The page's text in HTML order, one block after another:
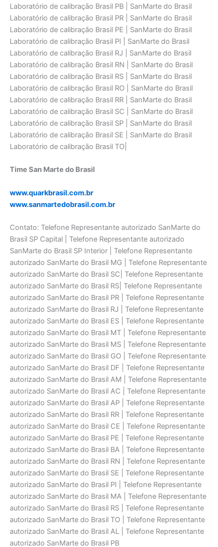
Laboratório de calibraçāo Brasil PB | SanMarte do Brasil
Laboratório de calibraçāo Brasil PR | SanMarte do Brasil
Laboratório de calibraçāo Brasil PE | SanMarte do Brasil
Laboratório de calibraçāo Brasil PI | SanMarte do Brasil
Laboratório de calibraçāo Brasil RJ | SanMarte do Brasil
Laboratório de calibraçāo Brasil RN | SanMarte do Brasil
Laboratório de calibraçāo Brasil RS | SanMarte do Brasil
Laboratório de calibraçāo Brasil RO | SanMarte do Brasil
Laboratório de calibraçāo Brasil RR | SanMarte do Brasil
Laboratório de calibraçāo Brasil SC | SanMarte do Brasil
Laboratório de calibraçāo Brasil SP | SanMarte do Brasil
Laboratório de calibraçāo Brasil SE | SanMarte do Brasil
Laboratório de calibraçāo Brasil TO|
Time San Marte do Brasil
www.quarkbrasil.com.br
www.sanmartedobrasil.com.br
Contato: Telefone Representante autorizado SanMarte do
Brasil SP Capital | Telefone Representante autorizado
SanMarte do Brasil SP Interior | Telefone Representante
autorizado SanMarte do Brasil MG | Telefone Representante
autorizado SanMarte do Brasil SC| Telefone Representante
autorizado SanMarte do Brasil RS| Telefone Representante
autorizado SanMarte do Brasil PR | Telefone Representante
autorizado SanMarte do Brasil RJ | Telefone Representante
autorizado SanMarte do Brasil ES | Telefone Representante
autorizado SanMarte do Brasil MT | Telefone Representante
autorizado SanMarte do Brasil MS | Telefone Representante
autorizado SanMarte do Brasil GO | Telefone Representante
autorizado SanMarte do Brasil DF | Telefone Representante
autorizado SanMarte do Brasil AM | Telefone Representante
autorizado SanMarte do Brasil AC | Telefone Representante
autorizado SanMarte do Brasil AP | Telefone Representante
autorizado SanMarte do Brasil RR | Telefone Representante
autorizado SanMarte do Brasil CE | Telefone Representante
autorizado SanMarte do Brasil PE | Telefone Representante
autorizado SanMarte do Brasil BA | Telefone Representante
autorizado SanMarte do Brasil RN | Telefone Representante
autorizado SanMarte do Brasil SE | Telefone Representante
autorizado SanMarte do Brasil PI | Telefone Representante
autorizado SanMarte do Brasil MA | Telefone Representante
autorizado SanMarte do Brasil RS | Telefone Representante
autorizado SanMarte do Brasil TO | Telefone Representante
autorizado SanMarte do Brasil AL | Telefone Representante
autorizado SanMarte do Brasil PB